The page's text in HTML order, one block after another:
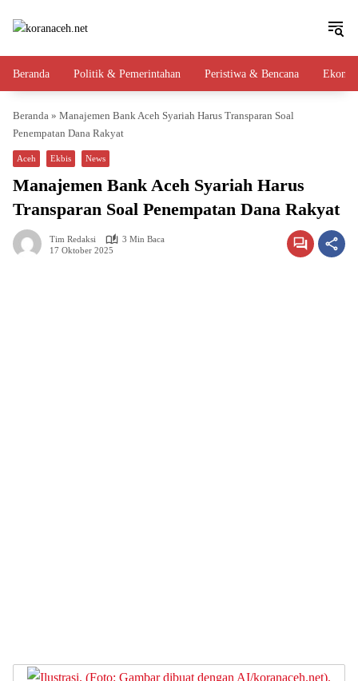
Beranda Politik & Pemerintahan Peristiwa & Bencana
Beranda » Manajemen Bank Aceh Syariah Harus Transparan Soal
Penempatan Dana Rakyat
Aceh Ekbis News
Manajemen Bank Aceh Syariah Harus
Transparan Soal Penempatan Dana Rakyat
Tim Redaksi
3 Min Baca
17 Oktober 2025